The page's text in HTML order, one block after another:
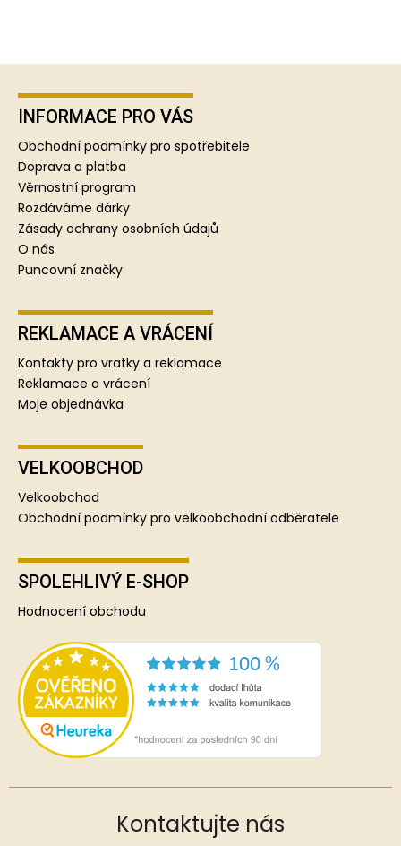
Z
INFORMACE PRO VÁS
Obchodní podmínky pro spotřebitele
Doprava a platba
Věrnostní program
Rozdáváme dárky
Zásady ochrany osobních údajů
O nás
Puncovní značky
REKLAMACE A VRÁCENÍ
Kontakty pro vratky a reklamace
Reklamace a vrácení
Moje objednávka
VELKOOBCHOD
Velkoobchod
Obchodní podmínky pro velkoobchodní odběratele
SPOLEHLIVÝ E-SHOP
Hodnocení obchodu
Kontaktujte nás